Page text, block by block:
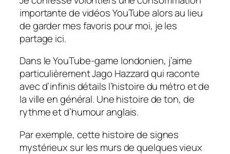
importante de vidéos YouTube alors au lieu
de garder mes favoris pour moi, je les
partage ici.
Dans le YouTube-game londonien, j’aime
particulièrement Jago Hazzard qui raconte
avec d’infinis détails l’histoire du métro et de
la ville en général. Une histoire de ton, de
rythme et d’humour anglais.
Par exemple, cette histoire de signes
mystérieux sur les murs de quelques vieux